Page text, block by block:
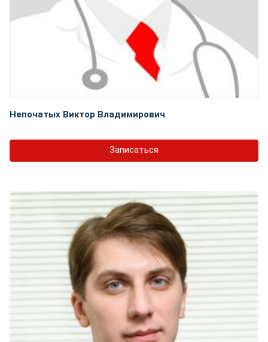
Непочатых Виктор Владимирович
Записаться